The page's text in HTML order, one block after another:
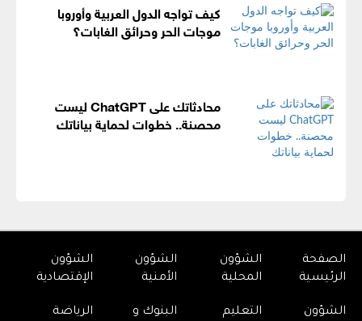
كيف تواجه الدول العربية وأوروبا
موجات الحر وحرائق الغابات؟
محادثاتك على ChatGPT ليست
محصنة.. خطوات لحماية بياناتك
الصفحة
الرئيسية
الشؤون
المحلية
الشؤون
الأمنية
الشؤون
الإقتصادية
الشؤون
التعليم
البنوك و
الرياضة